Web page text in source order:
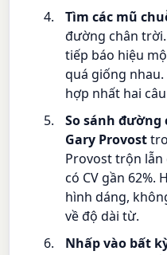
Tìm các mũ
đường chân
tiếp báo hiệu
quá giống
hợp nhất hai
So sánh
Gary Provost
Provost trộn lẫn
có CV gần 62%.
hình dáng,
về độ dài từ.
Nhấp vào bất